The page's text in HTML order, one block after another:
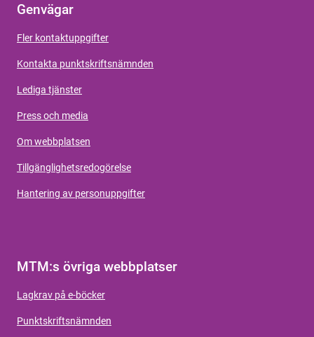
Genvägar
Fler kontaktuppgifter
Kontakta punktskriftsnämnden
Lediga tjänster
Press och media
Om webbplatsen
Tillgänglighetsredogörelse
Hantering av personuppgifter
MTM:s övriga webbplatser
Lagkrav på e-böcker
Punktskriftsnämnden